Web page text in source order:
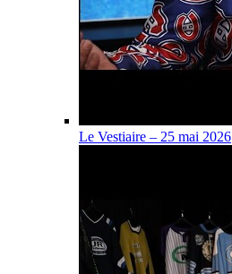
Le Vestiaire – 25 mai 2026